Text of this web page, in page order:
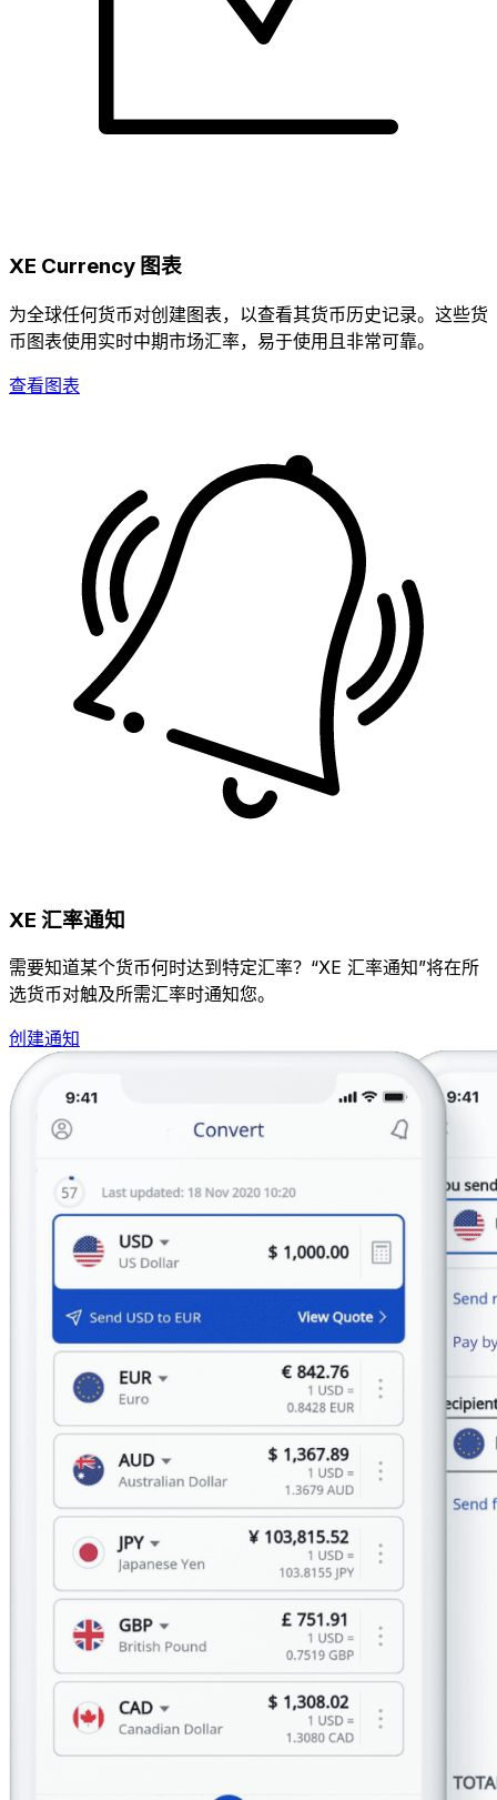
XE Currency 图表
为全球任何货币对创建图表，以查看其货币历史记录。这些货
币图表使用实时中期市场汇率，易于使用且非常可靠。
查看图表
XE 汇率通知
需要知道某个货币何时达到特定汇率？“XE 汇率通知”将在所
选货币对触及所需汇率时通知您。
创建通知